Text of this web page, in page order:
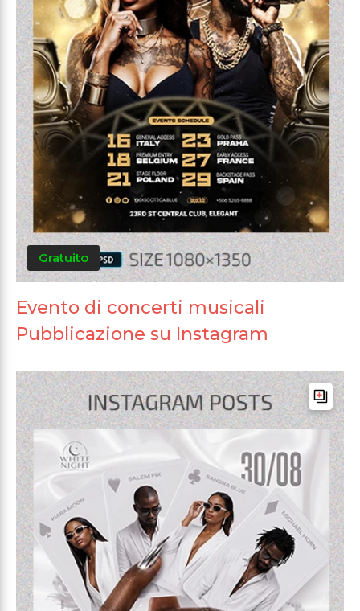
Gratuito
Evento di concerti musicali
Pubblicazione su Instagram